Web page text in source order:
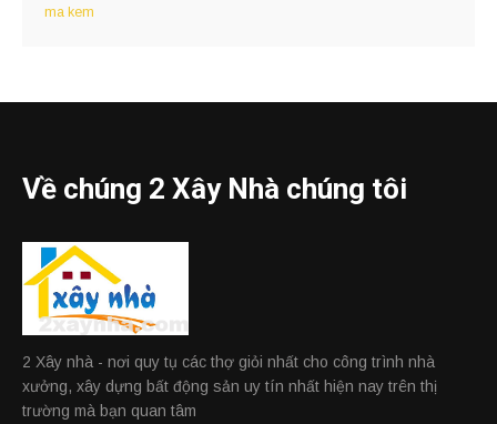
ma kem
Về chúng 2 Xây Nhà chúng tôi
2 Xây nhà - nơi quy tụ các thợ giỏi nhất cho công trình nhà
xưởng, xây dựng bất động sản uy tín nhất hiện nay trên thị
trường mà bạn quan tâm